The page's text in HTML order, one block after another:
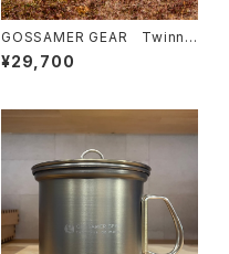
GOSSAMER GEAR Twinn
Tarp ゴッサマーギア
¥29,700